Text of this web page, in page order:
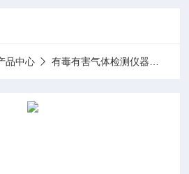
品中心 有毒有害气体检测仪器